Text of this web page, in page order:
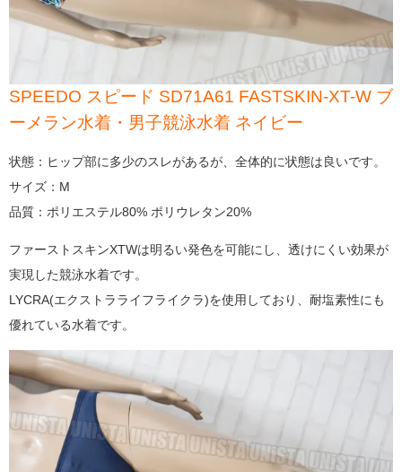
SPEEDO スピード SD71A61 FASTSKIN-XT-W ブ
ーメラン水着・男子競泳水着 ネイビー
状態：ヒップ部に多少のスレがあるが、全体的に状態は良いです。
サイズ：M
品質：ポリエステル80% ポリウレタン20%
ファーストスキンXTWは明るい発色を可能にし、透けにくい効果が
実現した競泳水着です。
LYCRA(エクストラライフライクラ)を使用しており、耐塩素性にも
優れている水着です。